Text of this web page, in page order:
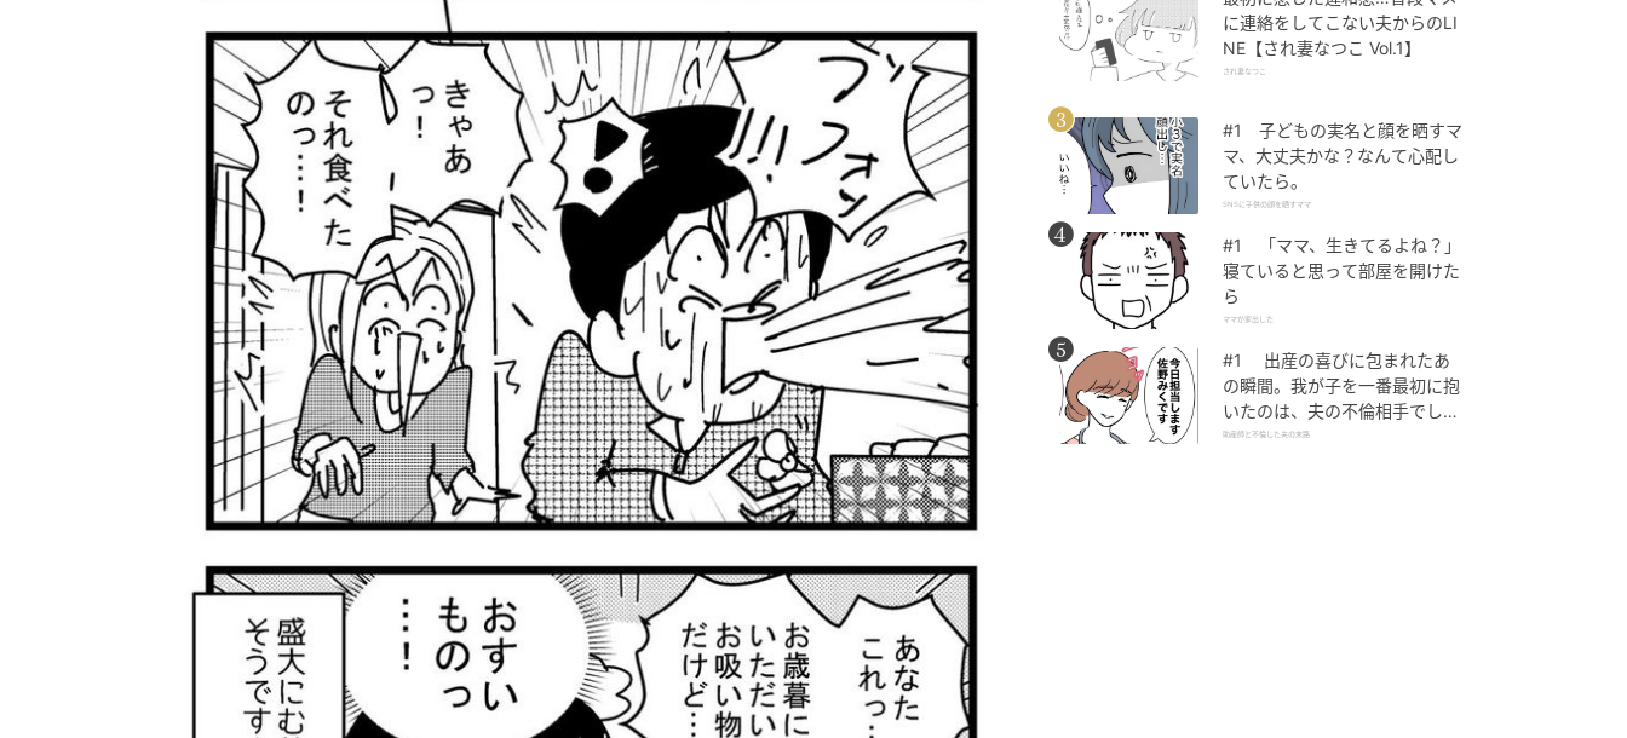
に連絡をしてこない夫からのLI
NE【され妻なつこ Vol.1】
され妻なつこ
#1 子どもの実名と顔を晒すマ
マ、大丈夫かな？なんて心配し
ていたら。
SNSに子供の顔を晒すママ
#1 「ママ、生きてるよね？」
寝ていると思って部屋を開けた
ら
ママが家出した
#1 出産の喜びに包まれたあ
の瞬間。我が子を一番最初に抱
いたのは、夫の不倫相手でし
た。
助産師と不倫した夫の末路